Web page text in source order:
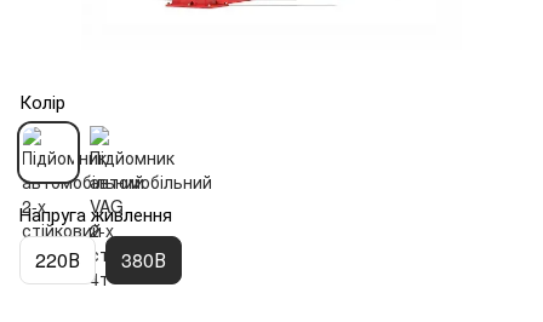
Колір
Напруга живлення
220В 380В